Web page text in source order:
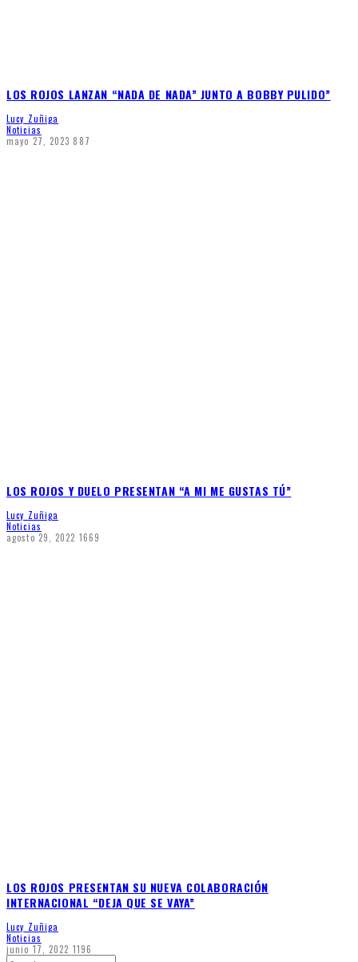
LOS ROJOS LANZAN “NADA DE NADA” JUNTO A BOBBY PULIDO”
Lucy Zuñiga
Noticias
mayo 27, 2023 887
LOS ROJOS Y DUELO PRESENTAN “A MI ME GUSTAS TÚ”
Lucy Zuñiga
Noticias
agosto 29, 2022 1669
LOS ROJOS PRESENTAN SU NUEVA COLABORACIÓN
INTERNACIONAL “DEJA QUE SE VAYA”
Lucy Zuñiga
Noticias
junio 17, 2022 1196